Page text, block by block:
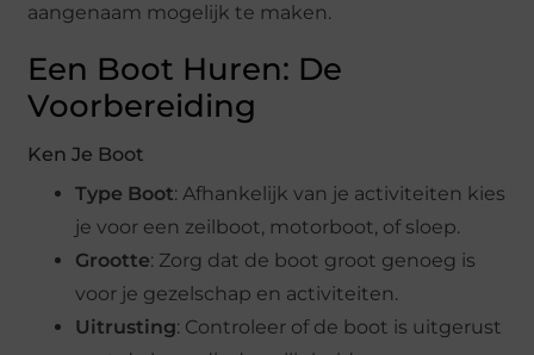
aangenaam mogelijk te maken.
Een Boot Huren: De
Voorbereiding
Ken Je Boot
Type Boot: Afhankelijk van je activiteiten kies
je voor een zeilboot, motorboot, of sloep.
Grootte: Zorg dat de boot groot genoeg is
voor je gezelschap en activiteiten.
Uitrusting: Controleer of de boot is uitgerust